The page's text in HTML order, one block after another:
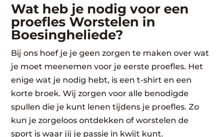
Wat heb je nodig voor een
proefles Worstelen in
Boesingheliede?
Bij ons hoef je je geen zorgen te maken over wat
je moet meenemen voor je eerste proefles. Het
enige wat je nodig hebt, is een t-shirt en een
korte broek. Wij zorgen voor alle benodigde
spullen die je kunt lenen tijdens je proefles. Zo
kun je zorgeloos ontdekken of worstelen de
sport is waar jij je passie in kwijt kunt.